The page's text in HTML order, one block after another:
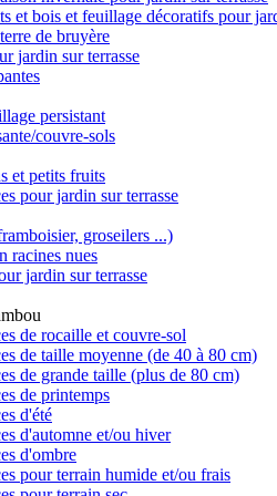
et bois et feuillage décoratifs pour
de bruyère
jardin sur terrasse
persistant
couvre-sols
et petits fruits
pour jardin sur terrasse
groseilers ...)
racines nues
jardin sur terrasse
de rocaille et couvre-sol
de taille moyenne (de 40 à 80 cm)
de grande taille (plus de 80 cm)
de printemps
d'été
d'automne et/ou hiver
d'ombre
pour terrain humide et/ou frais